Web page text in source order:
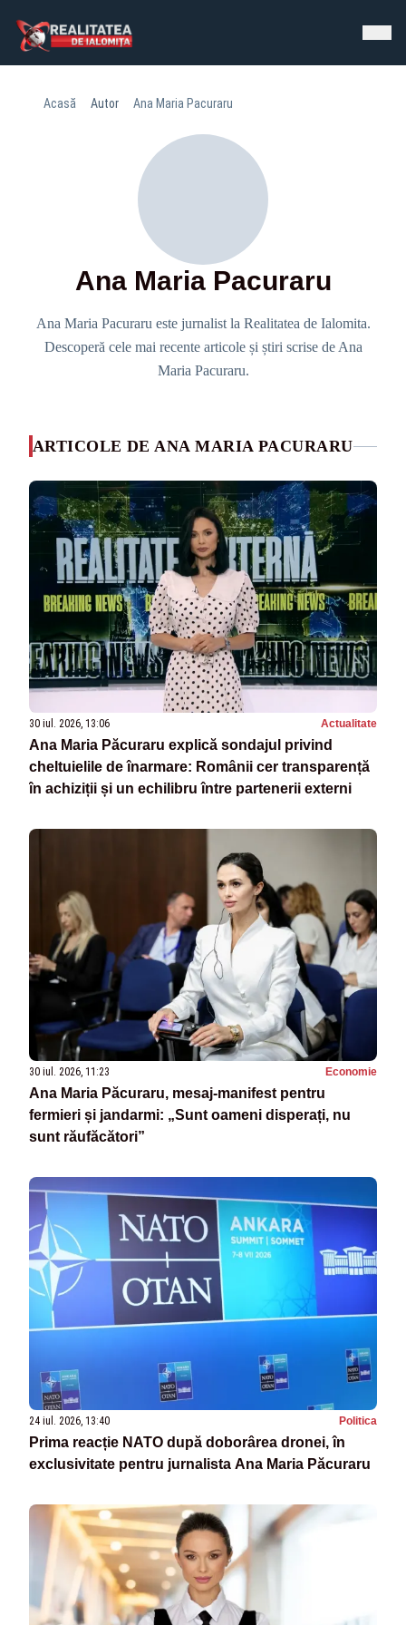
Acasă Autor Ana Maria Pacuraru
Ana Maria Pacuraru
Ana Maria Pacuraru este jurnalist la Realitatea de Ialomita.
Descoperă cele mai recente articole și știri scrise de Ana
Maria Pacuraru.
ARTICOLE DE ANA MARIA PACURARU
30 iul. 2026, 13:06 Actualitate
Ana Maria Păcuraru explică sondajul privind
cheltuielile de înarmare: Românii cer transparență
în achiziții și un echilibru între partenerii externi
30 iul. 2026, 11:23 Economie
Ana Maria Păcuraru, mesaj-manifest pentru
fermieri și jandarmi: „Sunt oameni disperați, nu
sunt răufăcători”
24 iul. 2026, 13:40 Politica
Prima reacție NATO după doborârea dronei, în
exclusivitate pentru jurnalista Ana Maria Păcuraru